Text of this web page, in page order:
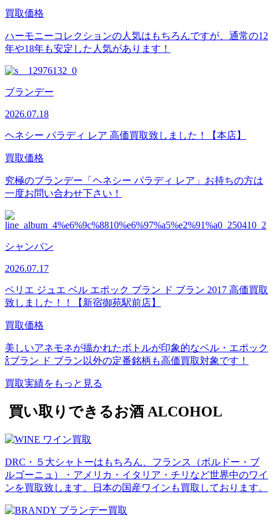
買取価格
ハーモニーコレクションの人気はもちろんですが、通常の12
年や18年も安定した人気があります！
ブランデー
2026.07.18
ヘネシー パラディ レア 高価買取致しました！【本店】
買取価格
究極のブランデー「ヘネシー パラディ レア」お持ちの方は
一度お問い合わせ下さい！
シャンパン
2026.07.17
ペリエ ジュエ ベル エポック ブラン ド ブラン 2017 高価買取
致しました！！【新宿御苑駅前店】
買取価格
美しいアネモネが描かれたボトルが印象的なベル・エポック
🍾ブラン ド ブラン以外の定番銘柄も高価買取対象です！
買取実績をもっと見る
買い取りできるお酒 ALCOHOL
DRC・５大シャトーはもちろん、フランス（ボルドー・ブ
ルゴーニュ）・アメリカ・イタリア・チリなど世界中のワイ
ンを買取致します。日本の国産ワインも買取しております。